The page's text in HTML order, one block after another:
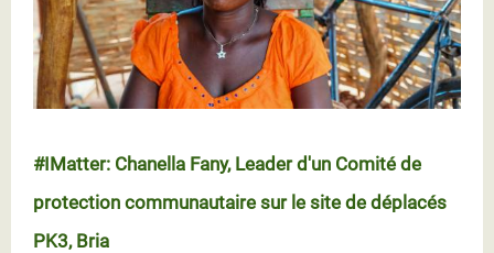
#IMatter: Chanella Fany, Leader d'un Comité de
protection communautaire sur le site de déplacés
PK3, Bria